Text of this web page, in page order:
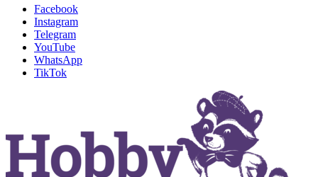
Facebook
Instagram
Telegram
YouTube
WhatsApp
TikTok